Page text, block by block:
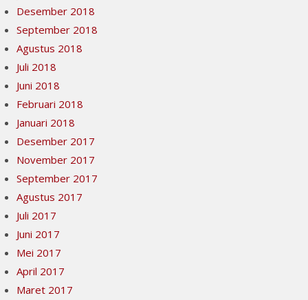
Desember 2018
September 2018
Agustus 2018
Juli 2018
Juni 2018
Februari 2018
Januari 2018
Desember 2017
November 2017
September 2017
Agustus 2017
Juli 2017
Juni 2017
Mei 2017
April 2017
Maret 2017